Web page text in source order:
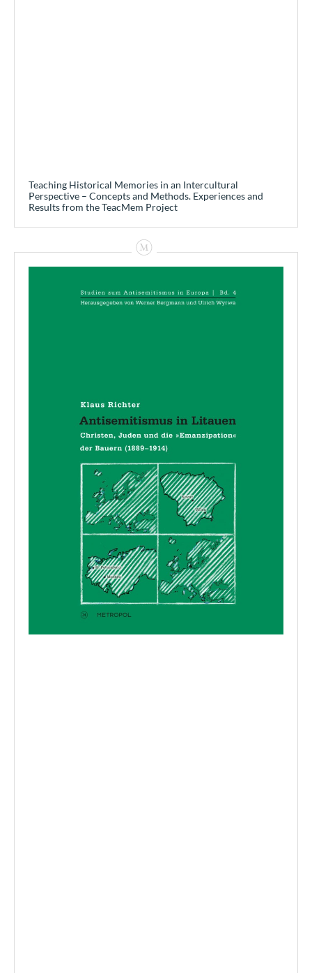
Teaching Historical Memories in an Intercultural
Perspective – Concepts and Methods. Experiences and
Results from the TeacMem Project